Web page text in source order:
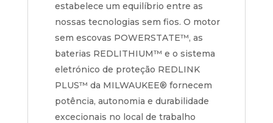
estabelece um equilíbrio entre as
nossas tecnologias sem fios. O motor
sem escovas POWERSTATE™, as
baterias REDLITHIUM™ e o sistema
eletrónico de proteção REDLINK
PLUS™ da MILWAUKEE® fornecem
potência, autonomia e durabilidade
excecionais no local de trabalho